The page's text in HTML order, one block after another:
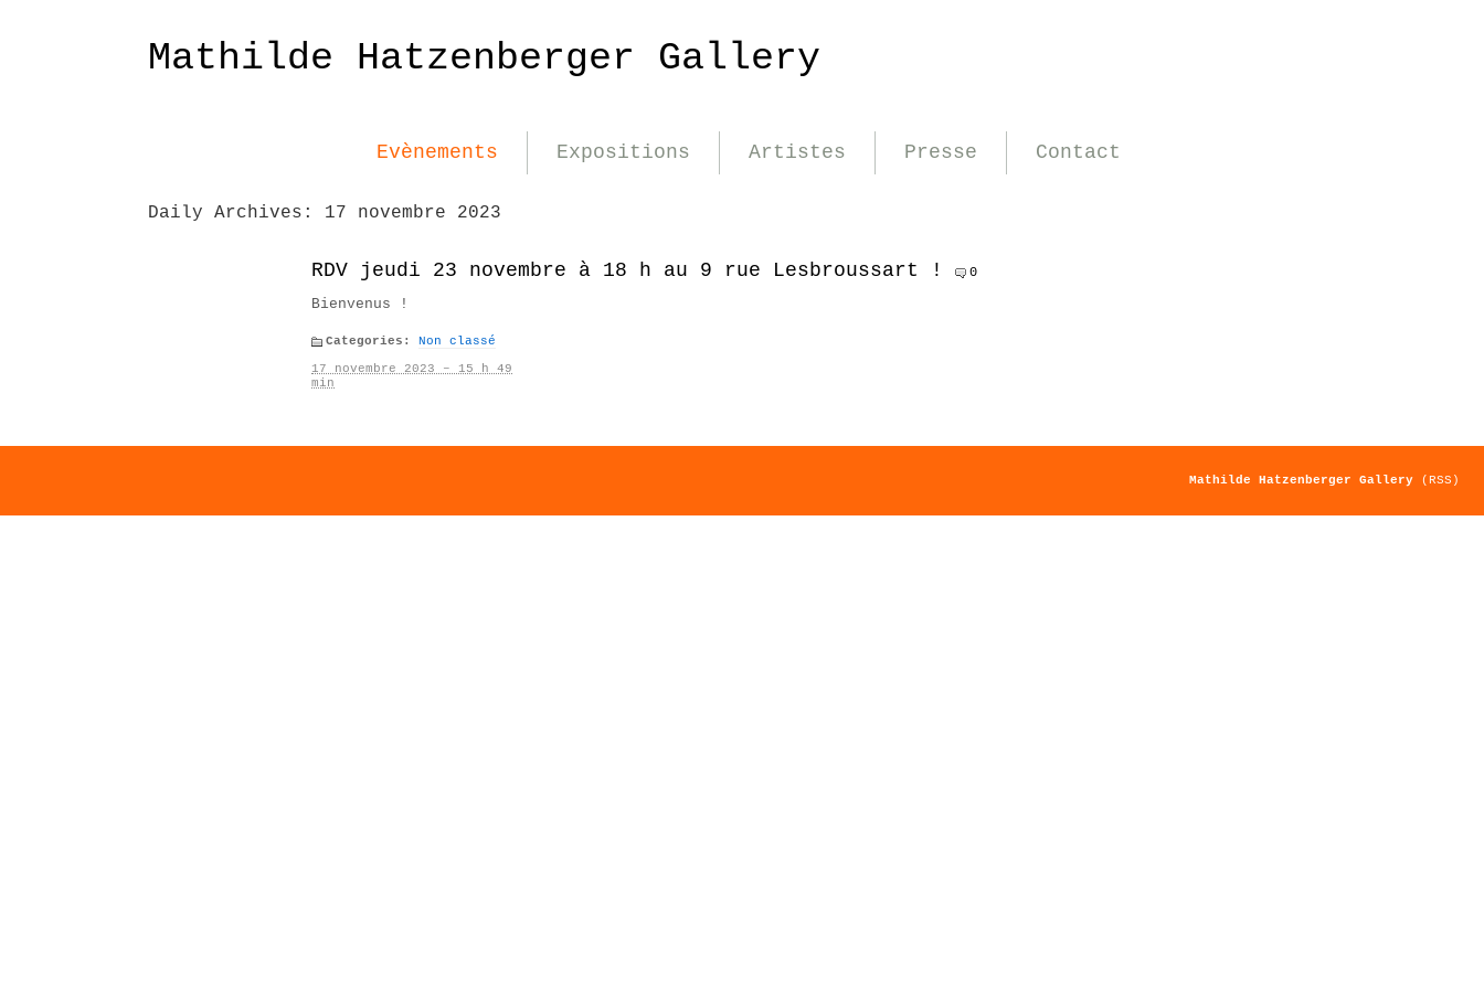
Mathilde Hatzenberger Gallery
Evènements Expositions Artistes Presse Contact
Daily Archives: 17 novembre 2023
RDV jeudi 23 novembre à 18 h au 9 rue Lesbroussart ! 0
Bienvenus !
Categories: Non classé
17 novembre 2023 – 15 h 49
min
Mathilde Hatzenberger Gallery (RSS)